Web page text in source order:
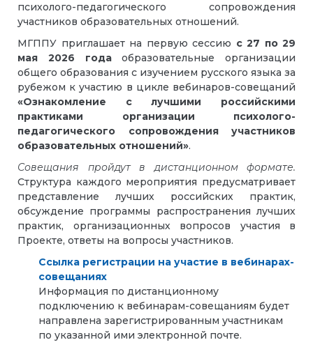
психолого-педагогического сопровождения
участников образовательных отношений.
МГППУ приглашает на первую сессию с 27 по 29
мая 2026 годаобразовательные организации
общего образования с изучением русского языка за
рубежом к участию в цикле вебинаров-совещаний
«Ознакомление с лучшими российскими
практиками организации психолого-
педагогического сопровождения участников
образовательных отношений».
Совещания пройдут в дистанционном формате.
Структура каждого мероприятия предусматривает
представление лучших российских практик,
обсуждение программы распространения лучших
практик, организационных вопросов участия в
Проекте, ответы на вопросы участников.
Ссылка регистрации на участие в вебинарах-
совещаниях
Информация по дистанционному
подключению к вебинарам-совещаниям будет
направлена зарегистрированным участникам
по указанной ими электронной почте.